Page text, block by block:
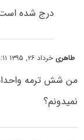
درج شده
طاهری خرداد ۲۶, ۱۳۹۵ at ۵:۱۱ ب٫ظ
من شش ترمه
نمیدونم؟